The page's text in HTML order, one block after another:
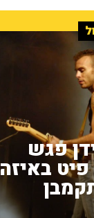
פגש
באיזה